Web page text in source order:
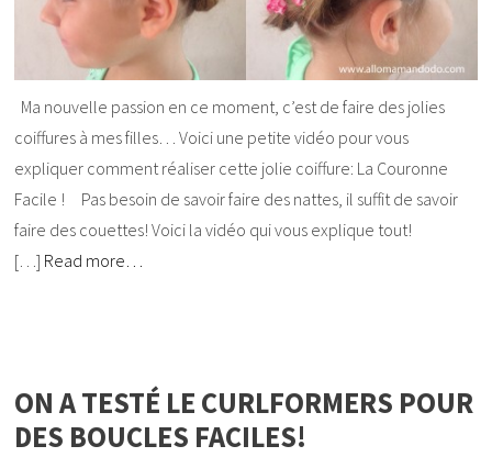
Ma nouvelle passion en ce moment, c’est de faire des jolies
coiffures à mes filles… Voici une petite vidéo pour vous
expliquer comment réaliser cette jolie coiffure: La Couronne
Facile ! Pas besoin de savoir faire des nattes, il suffit de savoir
faire des couettes! Voici la vidéo qui vous explique tout!
[…] Read more…
ON A TESTÉ LE CURLFORMERS POUR
DES BOUCLES FACILES!